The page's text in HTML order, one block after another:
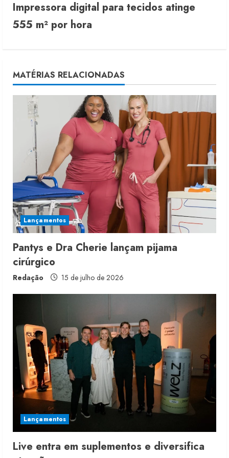
t
i
u
e
d
i
n
g
Impressora digital para tecidos atinge
555 m² por hora
MATÉRIAS RELACIONADAS
Lançamentos
Pantys e Dra Cherie lançam pijama
cirúrgico
Redação 15 de julho de 2026
Lançamentos
Live entra em suplementos e diversifica